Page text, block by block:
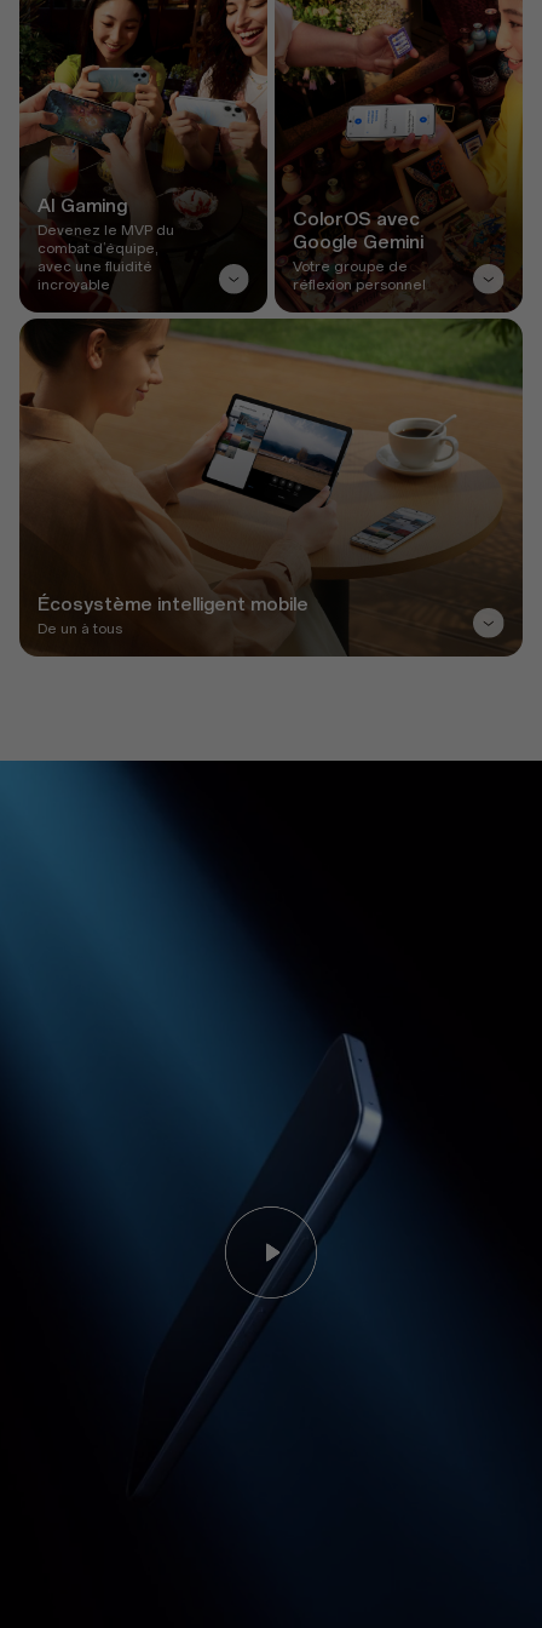
AI Gaming
Devenez le MVP du
combat d’équipe,
avec une fluidité
incroyable
ColorOS avec
Google Gemini
Votre groupe de
réflexion personnel
Écosystème intelligent mobile
De un à tous